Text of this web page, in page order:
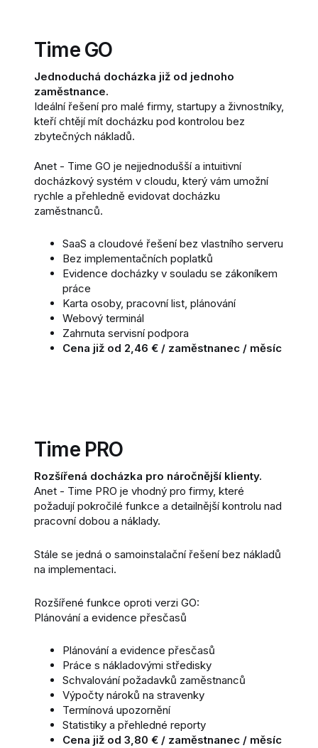
Time GO
Jednoduchá docházka již od jednoho
zaměstnance.
Ideální řešení pro malé firmy, startupy a živnostníky,
kteří chtějí mít docházku pod kontrolou bez
zbytečných nákladů.
Anet - Time GO je nejjednodušší a intuitivní
docházkový systém v cloudu, který vám umožní
rychle a přehledně evidovat docházku
zaměstnanců.
SaaS a cloudové řešení bez vlastního serveru
Bez implementačních poplatků
Evidence docházky v souladu se zákoníkem
práce
Karta osoby, pracovní list, plánování
Webový terminál
Zahrnuta servisní podpora
Cena již od 2,46 € / zaměstnanec / měsíc
Time PRO
Rozšířená docházka pro náročnější klienty.
Anet - Time PRO je vhodný pro firmy, které
požadují pokročilé funkce a detailnější kontrolu nad
pracovní dobou a náklady.
Stále se jedná o samoinstalační řešení bez nákladů
na implementaci.
Rozšířené funkce oproti verzi GO:
Plánování a evidence přesčasů
Plánování a evidence přesčasů
Práce s nákladovými středisky
Schvalování požadavků zaměstnanců
Výpočty nároků na stravenky
Termínová upozornění
Statistiky a přehledné reporty
Cena již od 3,80 € / zaměstnanec / měsíc